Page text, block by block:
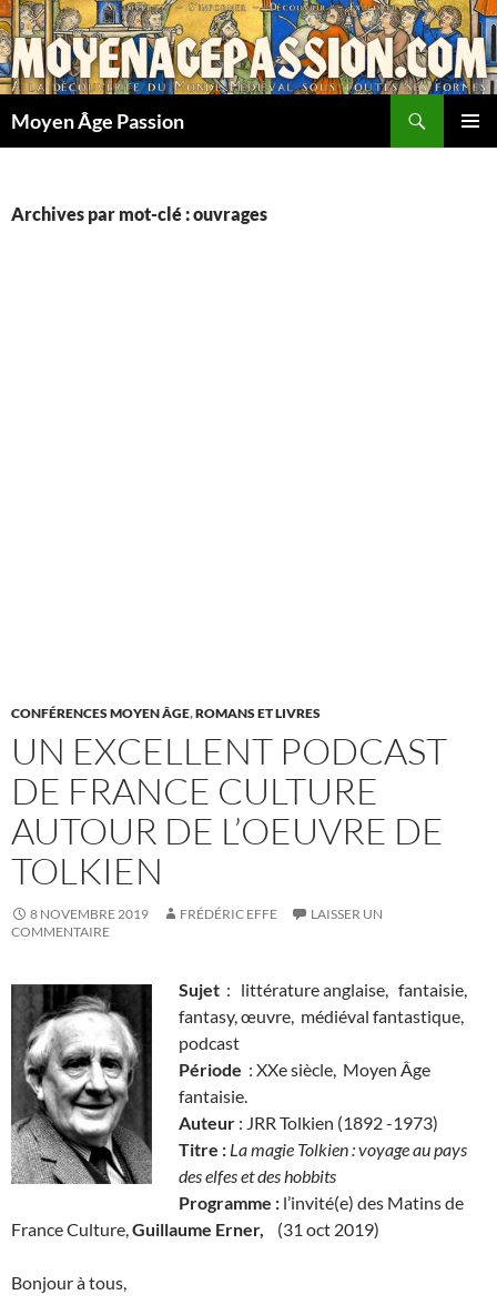
Aller
au
contenu
Moyen Âge Passion
Archives par mot-clé : ouvrages
CONFÉRENCES MOYEN ÂGE,ROMANS ET LIVRES
UN EXCELLENT PODCAST
DE FRANCE CULTURE
AUTOUR DE L’OEUVRE DE
TOLKIEN
8 NOVEMBRE 2019 FRÉDÉRIC EFFE
LAISSER UN
COMMENTAIRE
Sujet : littérature anglaise, fantaisie,
fantasy, œuvre, médiéval fantastique,
podcast
Période : XXe siècle, Moyen Âge
fantaisie.
Auteur : JRR Tolkien (1892 -1973)
Titre : La magie Tolkien : voyage au pays
des elfes et des hobbits
Programme : l’invité(e) des Matins de
France Culture,Guillaume Erner, (31 oct 2019)
Bonjour à tous,